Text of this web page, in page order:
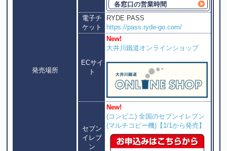
発売場所
各窓口の営業時間
電子チ
ケット
RYDE PASS
https://pass.ryde-go.com/
ECサイ
ト
New!
大井川鐵道オンラインショップ
セブン
イレブ
ン
New!
(コンビニ) 全国のセブンイレブン
(マルチコピー機)【1/1から発売】